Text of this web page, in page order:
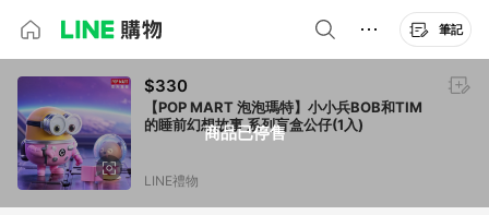
筆記
商品已停售
$330
【POP MART 泡泡瑪特】小小兵BOB和TIM
的睡前幻想故事 系列盲盒公仔(1入)
LINE禮物